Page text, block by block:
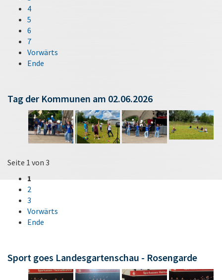
4
5
6
7
Vorwärts
Ende
Tag der Kommunen am 02.06.2026
Seite 1 von 3
1
2
3
Vorwärts
Ende
Sport goes Landesgartenschau - Rosengarde